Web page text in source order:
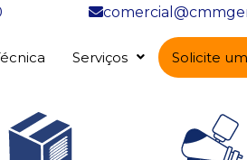
Serviços Solicite